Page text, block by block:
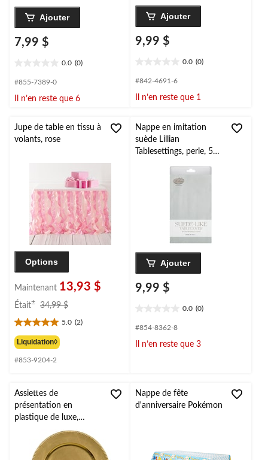
Ajouter
7,99 $
0.0 (0)
étoile(s)
5.
#855-7389-0
Il n’en reste que 6
Ajouter
9,99 $
0.0 (0)
étoile(s)
5.
#842-4691-6
Il n’en reste que 1
Jupe de table en tissu à
volants, rose
Options
Maintenant 13,93 $
Était± 34,99 $
34,99 $
5.0 (2)
5.0
étoile(s)
sur
5.
Liquidation◊
#853-9204-2
Nappe en imitation
suède Lillian
Tablesettings, perle, 54
Ajouter
9,99 $
0.0 (0)
étoile(s)
5.
#854-8362-8
Il n’en reste que 3
Assiettes de
présentation en
plastique de luxe,
Nappe de fête
d'anniversaire Pokémon